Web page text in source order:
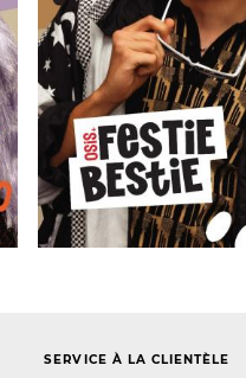
SERVICE À LA CLIENTÈLE